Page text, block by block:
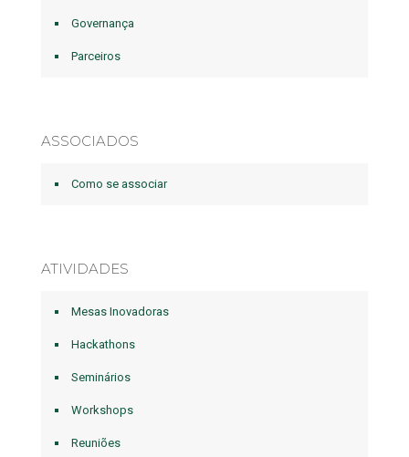
Governança
Parceiros
ASSOCIADOS
Como se associar
ATIVIDADES
Mesas Inovadoras
Hackathons
Seminários
Workshops
Reuniões